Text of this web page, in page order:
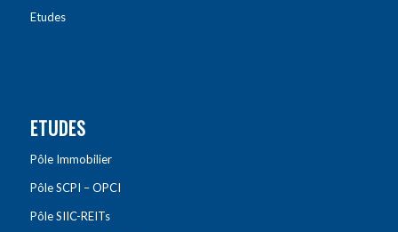
Etudes
ETUDES
Pôle Immobilier
Pôle SCPI – OPCI
Pôle SIIC-REITs